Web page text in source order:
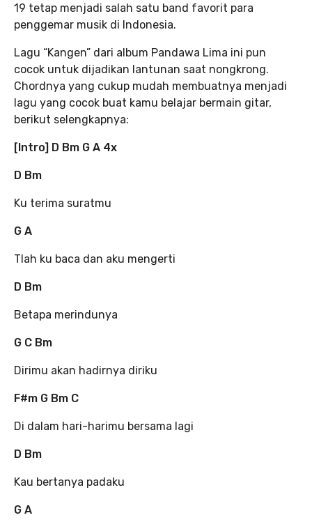
19 tetap menjadi salah satu band favorit para
penggemar musik di Indonesia.
Lagu “Kangen” dari album Pandawa Lima ini pun
cocok untuk dijadikan lantunan saat nongkrong.
Chordnya yang cukup mudah membuatnya menjadi
lagu yang cocok buat kamu belajar bermain gitar,
berikut selengkapnya:
[Intro] D Bm G A 4x
D Bm
Ku terima suratmu
G A
Tlah ku baca dan aku mengerti
D Bm
Betapa merindunya
G C Bm
Dirimu akan hadirnya diriku
F#m G Bm C
Di dalam hari-harimu bersama lagi
D Bm
Kau bertanya padaku
G A